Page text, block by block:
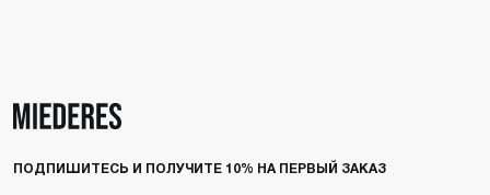
ПОДПИШИТЕСЬ И ПОЛУЧИТЕ 10% НА ПЕРВЫЙ ЗАКАЗ